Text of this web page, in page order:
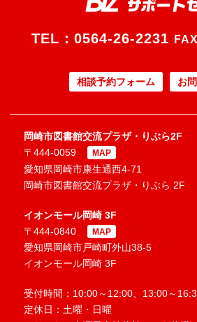
TEL： 0564-26-2231
相談予約フォーム お
岡崎市図書館交流プラザ・りぶら2F
〒444-0059
MAP
愛知県岡崎市康生通西4-71
岡崎市図書館交流プラザ・りぶら 2F
イオンモール岡崎 3F
〒444-0840
MAP
愛知県岡崎市戸崎町外山38-5
イオンモール岡崎 3F
受付時間：10:00～12:00、13:00～
定休日：土曜・日曜